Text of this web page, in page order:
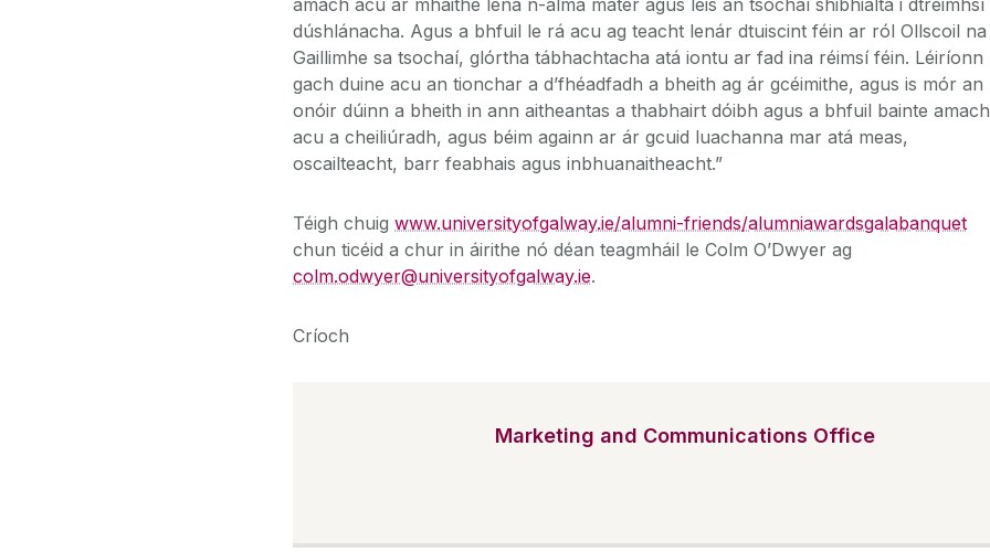
dúshlánacha. Agus a bhfuil le rá acu ag teacht lenár dtuiscint féin ar ról Ollscoil na
Gaillimhe sa tsochaí, glórtha tábhachtacha atá iontu ar fad ina réimsí féin. Léiríonn
gach duine acu an tionchar a d’fhéadfadh a bheith ag ár gcéimithe, agus is mór an
onóir dúinn a bheith in ann aitheantas a thabhairt dóibh agus a bhfuil bainte amach
acu a cheiliúradh, agus béim againn ar ár gcuid luachanna mar atá meas,
oscailteacht, barr feabhais agus inbhuanaitheacht.”
Téigh chuig www.universityofgalway.ie/alumni-friends/alumniawardsgalabanquet
chun ticéid a chur in áirithe nó déan teagmháil le Colm O’Dwyer ag
colm.odwyer@universityofgalway.ie.
Críoch
Marketing and Communications Office